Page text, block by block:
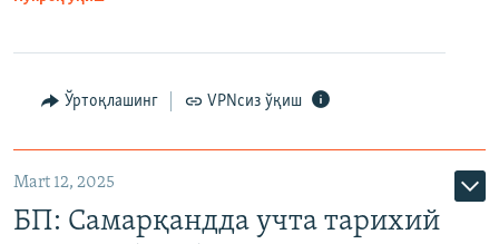
Ўртоқлашинг VPNсиз ўқиш
Mart 12, 2025
БП: Самарқандда учта тарихий